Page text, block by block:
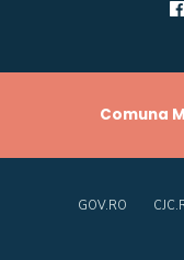
Comuna
GOV.RO